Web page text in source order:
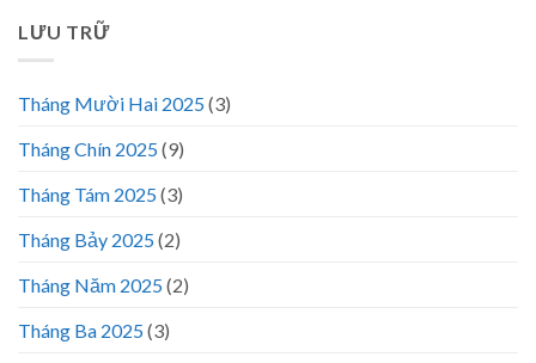
LƯU TRỮ
Tháng Mười Hai 2025(3)
Tháng Chín 2025(9)
Tháng Tám 2025(3)
Tháng Bảy 2025(2)
Tháng Năm 2025(2)
Tháng Ba 2025(3)